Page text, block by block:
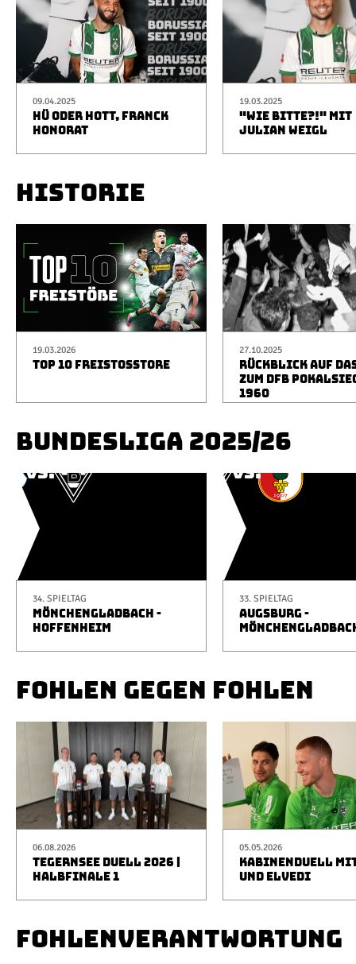
09.04.2025
HÜ ODER HOTT, FRANCK
HONORAT
19.03.2025
"WIE BITTE?!" MIT
JULIAN WEIGL
HISTORIE
19.03.2026
TOP 10 FREISTOSSTORE
27.10.2025
RÜCKBLICK AUF
ZUM DFB
1960
BUNDESLIGA 2025/26
34. SPIELTAG
MÖNCHENGLADBACH -
HOFFENHEIM
33. SPIELTAG
AUGSBURG -
FOHLEN GEGEN FOHLEN
06.08.2026
TEGERNSEE DUELL 2026 |
HALBFINALE 1
05.05.2026
KABINENDUELL
UND ELVEDI
FOHLENVERANTWORTUNG